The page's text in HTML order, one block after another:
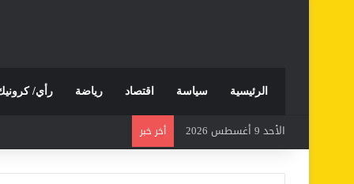
الرئيسية سياسة اقتصاد رياضة رأي/
الأحد 9 أغسطس 2026 أخر خبر